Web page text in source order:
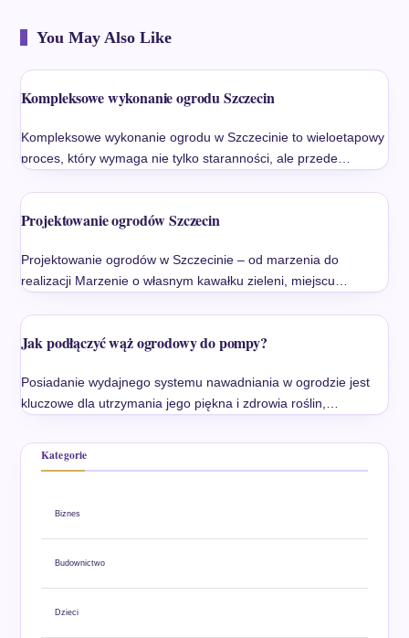
You May Also Like
Kompleksowe wykonanie ogrodu Szczecin
Kompleksowe wykonanie ogrodu w Szczecinie to wieloetapowy
proces, który wymaga nie tylko staranności, ale przede…
Projektowanie ogrodów Szczecin
Projektowanie ogrodów w Szczecinie – od marzenia do
realizacji Marzenie o własnym kawałku zieleni, miejscu…
Jak podłączyć wąż ogrodowy do pompy?
Posiadanie wydajnego systemu nawadniania w ogrodzie jest
kluczowe dla utrzymania jego piękna i zdrowia roślin,…
Kategorie
Biznes
Budownictwo
Dzieci